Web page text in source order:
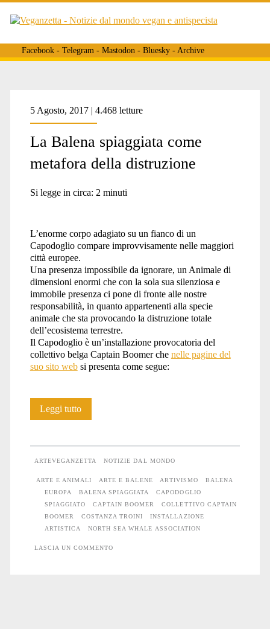
Facebook- Telegram- Mastodon- Bluesky- Archive
Tag:
<span>capodoglio
spiaggiato</span>
5 Agosto, 2017 | 4.468 letture
La Balena spiaggiata come
metafora della distruzione
Si legge in circa: 2 minuti
L’enorme corpo adagiato su un fianco di un
Capodoglio compare improvvisamente nelle maggiori
città europee.
Una presenza impossibile da ignorare, un Animale di
dimensioni enormi che con la sola sua silenziosa e
immobile presenza ci pone di fronte alle nostre
responsabilità, in quanto appartenenti alla specie
animale che sta provocando la distruzione totale
dell’ecosistema terrestre.
Il Capodoglio è un’installazione provocatoria del
collettivo belga Captain Boomer che nelle pagine del
suo sito websi presenta come segue:
Leggi tuttoLa
metafora
della
ARTEVEGANZETTA NOTIZIE DAL MONDO
ARTE E ANIMALI ARTE E BALENE ARTIVISMO
BALENA
EUROPA
BALENA SPIAGGIATA
CAPODOGLIO
SPIAGGIATO
CAPTAIN BOOMER
COLLETTIVO CAPTAIN
BOOMER
COSTANZA TROINI
INSTALLAZIONE
ARTISTICA
NORTH SEA WHALE ASSOCIATION
LASCIA UN COMMENTO